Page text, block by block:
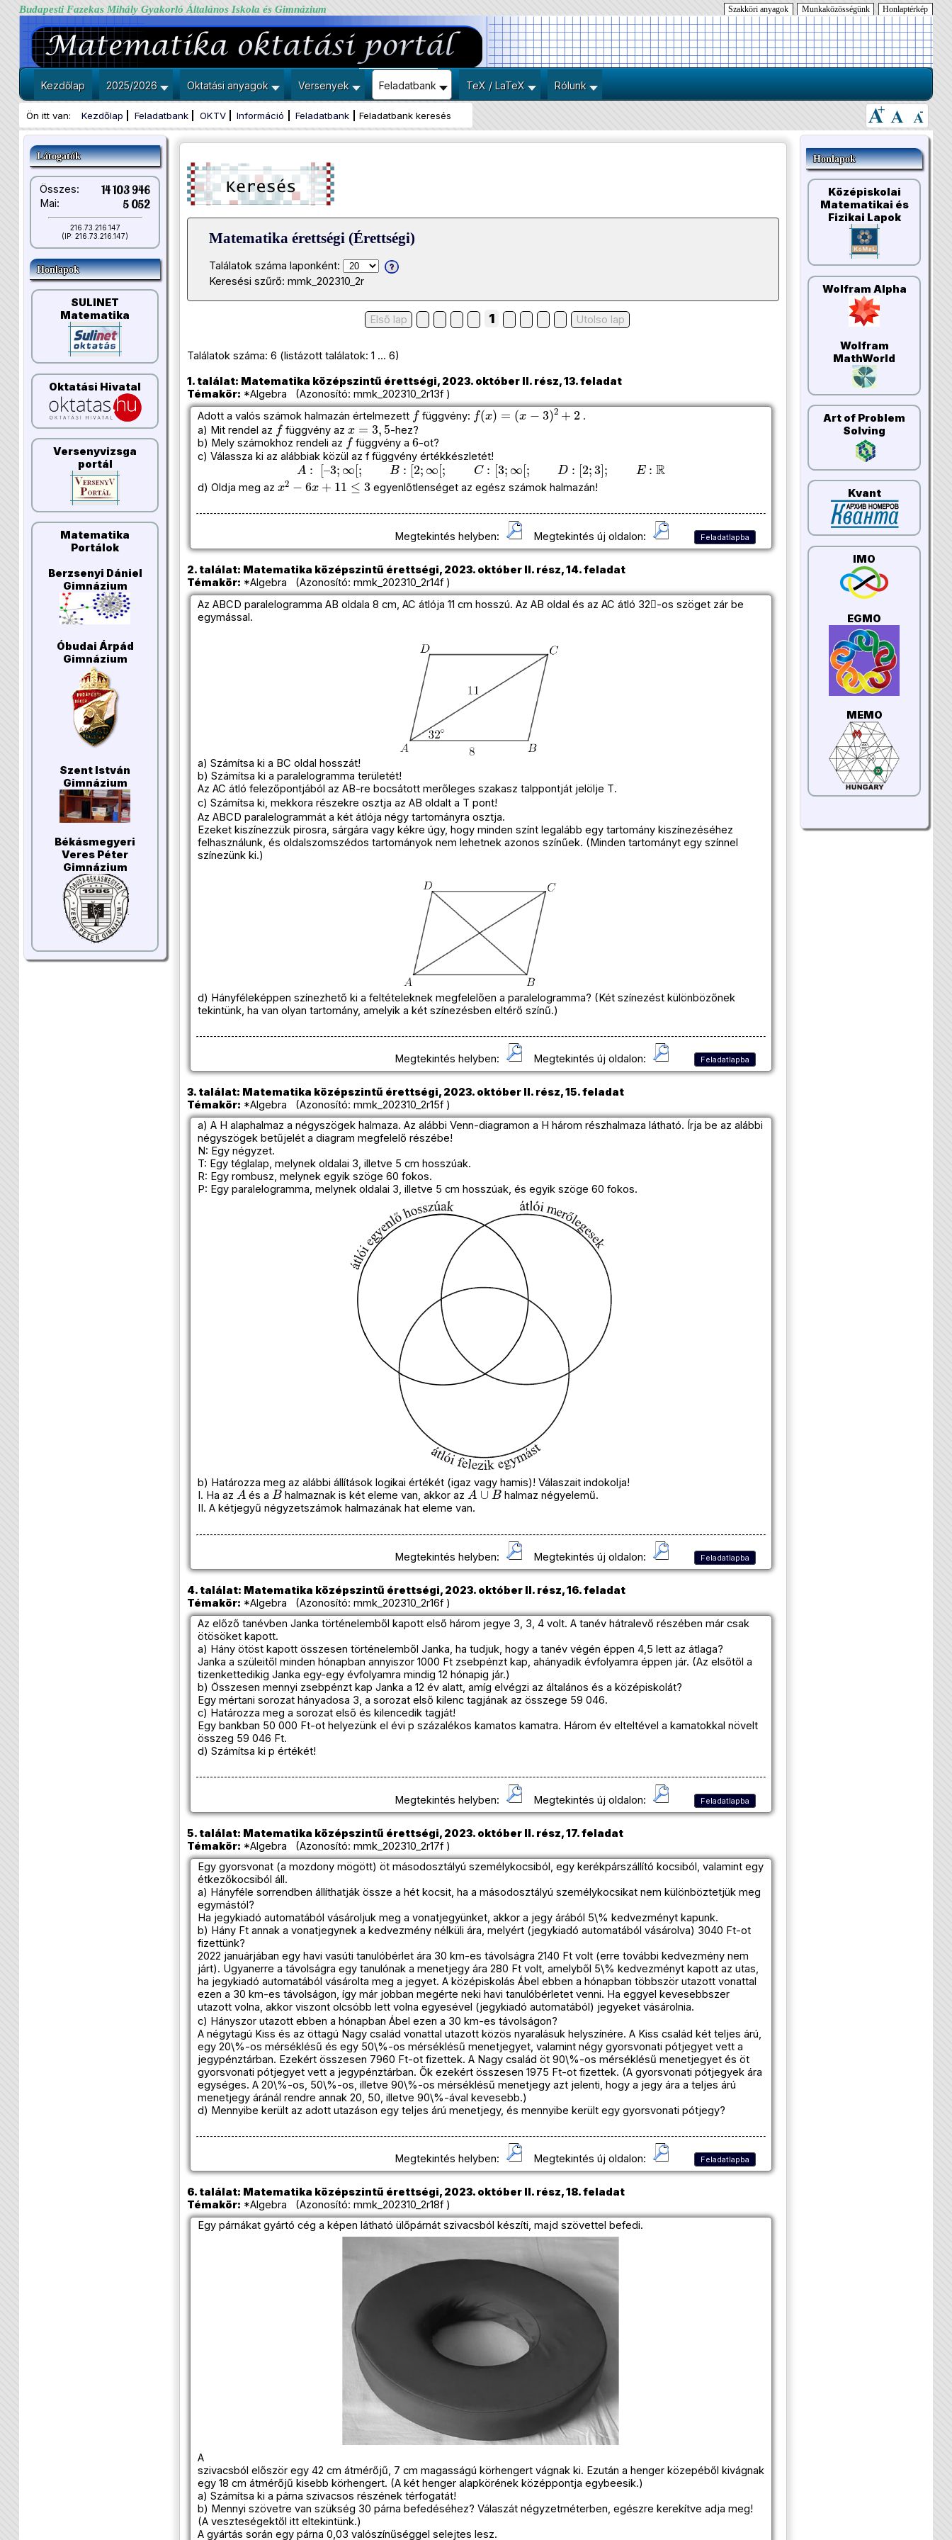
Budapesti Fazekas Mihály Gyakorló Általános Iskola és Gimnázium Honlaptérkép
Munkaközösségünk
Szakköri anyagok
Kezdőlap 2025/2026 Oktatási anyagok Versenyek Feladatbank TeX / LaTeX Rólunk
Ön itt van: Kezdőlap Feladatbank OKTV Információ Feladatbank Feladatbank keresés
Látogatók
Összes: 14 103 946
Mai: 5 052
216.73.216.147
(IP: 216.73.216.147)
Honlapok
SULINET
Matematika
Oktatási Hivatal
Versenyvizsga
portál
Matematika
Portálok
Berzsenyi Dániel
Gimnázium
Óbudai Árpád
Gimnázium
Szent István
Gimnázium
Békásmegyeri
Veres Péter
Gimnázium
Matematika érettségi (Érettségi)
Találatok száma laponként:
Keresési szűrő: mmk_202310_2r
Első lap 1 Utolso lap
Találatok száma: 6 (listázott találatok: 1 ... 6)
1. találat: Matematika középszintű érettségi, 2023. október II. rész, 13. feladat
Témakör: *Algebra (Azonosító: mmk_202310_2r13f )
Adott a valós számok halmazán értelmezett
f
függvény:
f(x)=(x−3)2+2
.
a) Mit rendel az
f
függvény az
x=3,5
-hez?
b) Mely számokhoz rendeli az
f
függvény a
6
-ot?
c) Válassza ki az alábbiak közül az f függvény értékkészletét!
A: [–3;∞[ ;B :[ 2;∞[;C:[3;∞[;D:[2;3];E
d) Oldja meg az
2 −6x +11≤ 3
egyenlőtlenséget az egész számok halmazán!
Megtekintés helyben: Megtekintés új oldalon: Feladatlapba
2. találat: Matematika középszintű érettségi, 2023. október II. rész, 14. feladat
Témakör: *Algebra (Azonosító: mmk_202310_2r14f )
Az ABCD paralelogramma AB oldala 8 cm, AC átlója 11 cm hosszú. Az AB oldal és az AC átló 32-os szöget zár be
egymással.
a) Számítsa ki a BC oldal hosszát!
b) Számítsa ki a paralelogramma területét!
Az AC átló felezőpontjából az AB-re bocsátott merőleges szakasz talppontját jelölje T.
c) Számítsa ki, mekkora részekre osztja az AB oldalt a T pont!
Az ABCD paralelogrammát a két átlója négy tartományra osztja.
Ezeket kiszínezzük pirosra, sárgára vagy kékre úgy, hogy minden színt legalább egy tartomány kiszínezéséhez
felhasználunk, és oldalszomszédos tartományok nem lehetnek azonos színűek. (Minden tartományt egy színnel
színezünk ki.)
d) Hányféleképpen színezhető ki a feltételeknek megfelelően a paralelogramma? (Két színezést különbözőnek
tekintünk, ha van olyan tartomány, amelyik a két színezésben eltérő színű.)
Megtekintés helyben: Megtekintés új oldalon: Feladatlapba
3. találat: Matematika középszintű érettségi, 2023. október II. rész, 15. feladat
Témakör: *Algebra (Azonosító: mmk_202310_2r15f )
a) A H alaphalmaz a négyszögek halmaza. Az alábbi Venn-diagramon a H három részhalmaza látható. Írja be az alábbi
négyszögek betűjelét a diagram megfelelő részébe!
N: Egy négyzet.
T: Egy téglalap, melynek oldalai 3, illetve 5 cm hosszúak.
R: Egy rombusz, melynek egyik szöge 60 fokos.
P: Egy paralelogramma, melynek oldalai 3, illetve 5 cm hosszúak, és egyik szöge 60 fokos.
b) Határozza meg az alábbi állítások logikai értékét (igaz vagy hamis)! Válaszait indokolja!
I. Ha az
A
és a
B
halmaznak is két eleme van, akkor az
A∪B
halmaz négyelemű.
II. A kétjegyű négyzetszámok halmazának hat eleme van.
Megtekintés helyben: Megtekintés új oldalon: Feladatlapba
4. találat: Matematika középszintű érettségi, 2023. október II. rész, 16. feladat
Témakör: *Algebra (Azonosító: mmk_202310_2r16f )
Az előző tanévben Janka történelemből kapott első három jegye 3, 3, 4 volt. A tanév hátralevő részében már csak
ötösöket kapott.
a) Hány ötöst kapott összesen történelemből Janka, ha tudjuk, hogy a tanév végén éppen 4,5 lett az átlaga?
Janka a szüleitől minden hónapban annyiszor 1000 Ft zsebpénzt kap, ahányadik évfolyamra éppen jár. (Az elsőtől a
tizenkettedikig Janka egy-egy évfolyamra mindig 12 hónapig jár.)
b) Összesen mennyi zsebpénzt kap Janka a 12 év alatt, amíg elvégzi az általános és a középiskolát?
Egy mértani sorozat hányadosa 3, a sorozat első kilenc tagjának az összege 59 046.
c) Határozza meg a sorozat első és kilencedik tagját!
Egy bankban 50 000 Ft-ot helyezünk el évi p százalékos kamatos kamatra. Három év elteltével a kamatokkal növelt
összeg 59 046 Ft.
d) Számítsa ki p értékét!
Megtekintés helyben: Megtekintés új oldalon: Feladatlapba
5. találat: Matematika középszintű érettségi, 2023. október II. rész, 17. feladat
Témakör: *Algebra (Azonosító: mmk_202310_2r17f )
Egy gyorsvonat (a mozdony mögött) öt másodosztályú személykocsiból, egy kerékpárszállító kocsiból, valamint egy
étkezőkocsiból áll.
a) Hányféle sorrendben állíthatják össze a hét kocsit, ha a másodosztályú személykocsikat nem különböztetjük meg
egymástól?
Ha jegykiadó automatából vásároljuk meg a vonatjegyünket, akkor a jegy árából 5\% kedvezményt kapunk.
b) Hány Ft annak a vonatjegynek a kedvezmény nélküli ára, melyért (jegykiadó automatából vásárolva) 3040 Ft-ot
fizettünk?
2022 januárjában egy havi vasúti tanulóbérlet ára 30 km-es távolságra 2140 Ft volt (erre további kedvezmény nem
járt). Ugyanerre a távolságra egy tanulónak a menetjegy ára 280 Ft volt, amelyből 5\% kedvezményt kapott az utas,
ha jegykiadó automatából vásárolta meg a jegyet. A középiskolás Ábel ebben a hónapban többször utazott vonattal
ezen a 30 km-es távolságon, így már jobban megérte neki havi tanulóbérletet venni. Ha eggyel kevesebbszer
utazott volna, akkor viszont olcsóbb lett volna egyesével (jegykiadó automatából) jegyeket vásárolnia.
c) Hányszor utazott ebben a hónapban Ábel ezen a 30 km-es távolságon?
A négytagú Kiss és az öttagú Nagy család vonattal utazott közös nyaralásuk helyszínére. A Kiss család két teljes árú,
egy 20\%-os mérséklésű és egy 50\%-os mérséklésű menetjegyet, valamint négy gyorsvonati pótjegyet vett a
jegypénztárban. Ezekért összesen 7960 Ft-ot fizettek. A Nagy család öt 90\%-os mérséklésű menetjegyet és öt
gyorsvonati pótjegyet vett a jegypénztárban. Ők ezekért összesen 1975 Ft-ot fizettek. (A gyorsvonati pótjegyek ára
egységes. A 20\%-os, 50\%-os, illetve 90\%-os mérséklésű menetjegy azt jelenti, hogy a jegy ára a teljes árú
menetjegy áránál rendre annak 20, 50, illetve 90\%-ával kevesebb.)
d) Mennyibe került az adott utazáson egy teljes árú menetjegy, és mennyibe került egy gyorsvonati pótjegy?
Megtekintés helyben: Megtekintés új oldalon: Feladatlapba
6. találat: Matematika középszintű érettségi, 2023. október II. rész, 18. feladat
Témakör: *Algebra (Azonosító: mmk_202310_2r18f )
Egy párnákat gyártó cég a képen látható ülőpárnát szivacsból készíti, majd szövettel befedi.
A
szivacsból először egy 42 cm átmérőjű, 7 cm magasságú körhengert vágnak ki. Ezután a henger közepéből kivágnak
egy 18 cm átmérőjű kisebb körhengert. (A két henger alapkörének középpontja egybeesik.)
a) Számítsa ki a párna szivacsos részének térfogatát!
b) Mennyi szövetre van szükség 30 párna befedéséhez? Válaszát négyzetméterben, egészre kerekítve adja meg!
(A veszteségektől itt eltekintünk.)
A gyártás során egy párna 0,03 valószínűséggel selejtes lesz.
Honlapok
Középiskolai
Matematikai és
Fizikai Lapok
Wolfram Alpha
Wolfram
MathWorld
Art of Problem
Solving
Kvant
IMO
EGMO
MEMO